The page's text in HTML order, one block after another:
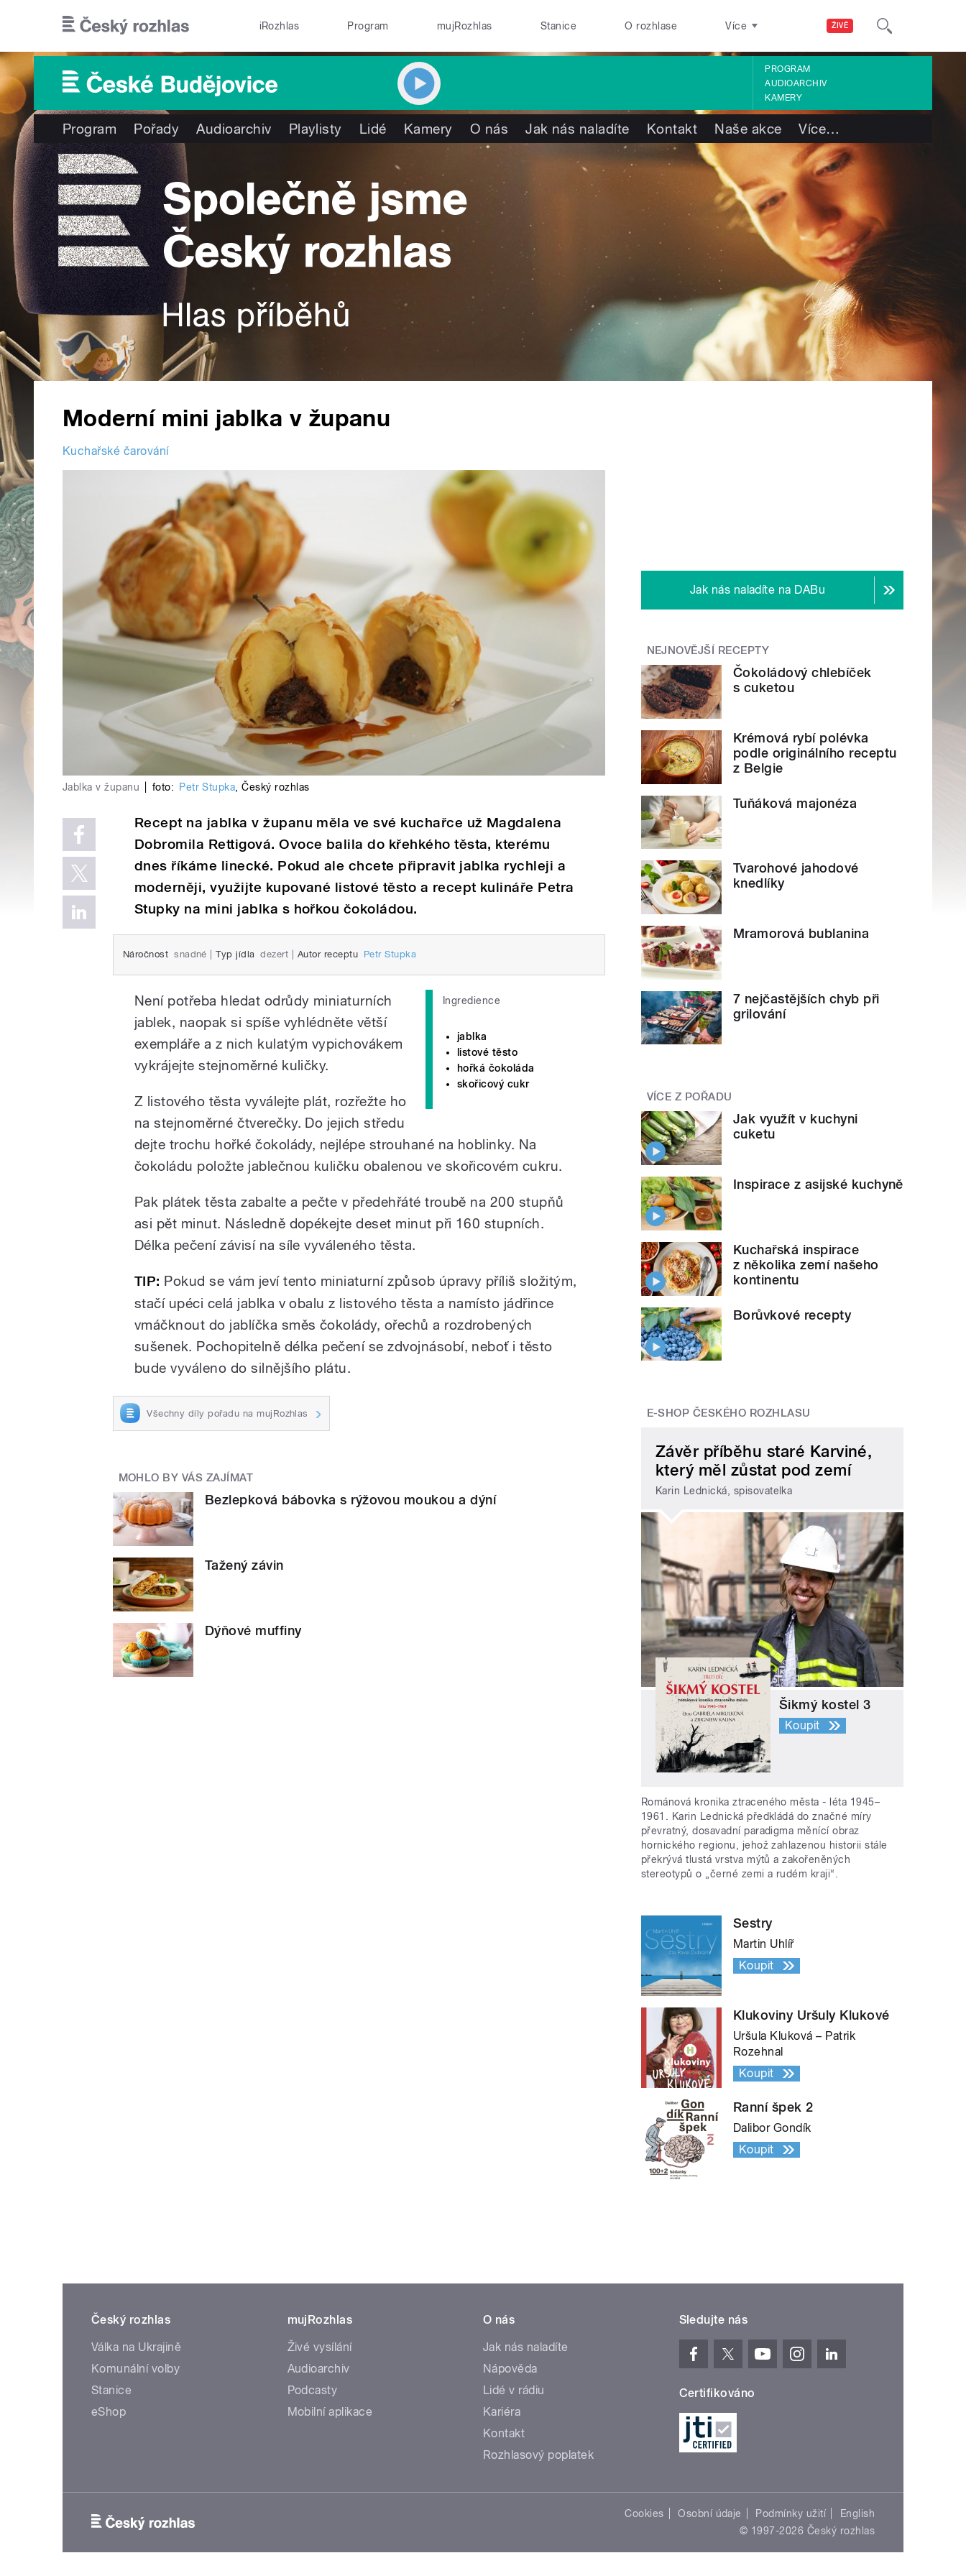
ŽIVĚ
iRozhlas Program mujRozhlas Stanice O rozhlase Více
PROGRAM
AUDIOARCHIV
KAMERY
Program Pořady Audioarchiv Playlisty Lidé Kamery O nás Jak nás naladíte Kontakt Naše akce Více…
Moderní mini jablka v županu
Kuchařské čarování
Jablka v županu foto: Petr Stupka,Český rozhlas
Recept na jablka v županu měla ve své kuchařce už Magdalena
Dobromila Rettigová. Ovoce balila do křehkého těsta, kterému
dnes říkáme linecké. Pokud ale chcete připravit jablka rychleji a
moderněji, využijte kupované listové těsto a recept kulináře Petra
Stupky na mini jablka s hořkou čokoládou.
Náročnost snadné Typ jídla dezert Autor receptu Petr Stupka
Ingredience
jablka
listové těsto
hořká čokoláda
skořicový cukr
Není potřeba hledat odrůdy miniaturních
jablek, naopak si spíše vyhlédněte větší
exempláře a z nich kulatým vypichovákem
vykrájejte stejnoměrné kuličky.
Z listového těsta vyválejte plát, rozřežte ho
na stejnoměrné čtverečky. Do jejich středu
dejte trochu hořké čokolády, nejlépe strouhané na hoblinky. Na
čokoládu položte jablečnou kuličku obalenou ve skořicovém cukru.
Pak plátek těsta zabalte a pečte v předehřáté troubě na 200 stupňů
asi pět minut. Následně dopékejte deset minut při 160 stupních.
Délka pečení závisí na síle vyváleného těsta.
TIP: Pokud se vám jeví tento miniaturní způsob úpravy příliš složitým,
stačí upéci celá jablka v obalu z listového těsta a namísto jádřince
vmáčknout do jablíčka směs čokolády, ořechů a rozdrobených
sušenek. Pochopitelně délka pečení se zdvojnásobí, neboť i těsto
bude vyváleno do silnějšího plátu.
Všechny díly pořadu na mujRozhlas
MOHLO BY VÁS ZAJÍMAT
Bezlepková bábovka s rýžovou moukou a dýní
Tažený závin
Dýňové muffiny
Jak nás naladíte na DABu
NEJNOVĚJŠÍ RECEPTY
Čokoládový chlebíček
s cuketou
Krémová rybí polévka
podle originálního receptu
z Belgie
Tuňáková majonéza
Tvarohové jahodové
knedlíky
Mramorová bublanina
7 nejčastějších chyb při
grilování
VÍCE Z POŘADU
Jak využít v kuchyni
cuketu
Inspirace z asijské kuchyně
Kuchařská inspirace
z několika zemí našeho
kontinentu
Borůvkové recepty
E-SHOP ČESKÉHO ROZHLASU
Závěr příběhu staré Karviné,
který měl zůstat pod zemí
Karin Lednická, spisovatelka
Šikmý kostel 3
Koupit
Románová kronika ztraceného města - léta 1945–
1961. Karin Lednická předkládá do značné míry
převratný, dosavadní paradigma měnící obraz
hornického regionu, jehož zahlazenou historii stále
překrývá tlustá vrstva mýtů a zakořeněných
stereotypů o „černé zemi a rudém kraji“.
Sestry
Martin Uhlíř
Koupit
Klukoviny Uršuly Klukové
Uršula Kluková – Patrik
Rozehnal
Koupit
Ranní špek 2
Dalibor Gondík
Koupit
Český rozhlas
Válka na Ukrajině
Komunální volby
Stanice
eShop
mujRozhlas
Živé vysílání
Audioarchiv
Podcasty
Mobilní aplikace
O nás
Jak nás naladíte
Nápověda
Lidé v rádiu
Kariéra
Kontakt
Rozhlasový poplatek
Sledujte nás
Certifikováno
Cookies Osobní údaje Podmínky užití
English
© 1997-2026 Český rozhlas